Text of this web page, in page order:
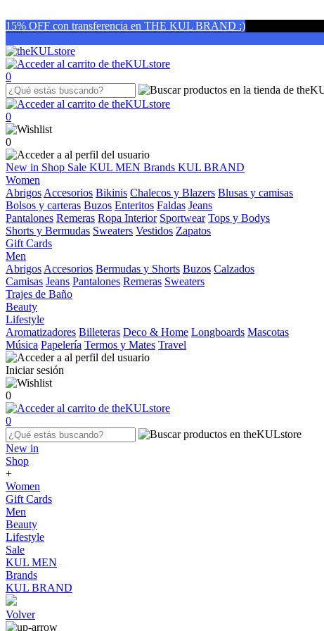
15% OFF con transferencia en THE KUL BRAND :)
0
0
0
New in Shop Sale KUL MEN Brands KUL BRAND
Women
Abrigos Accesorios Bikinis Chalecos y Blazers Blusas y camisas
Bolsos y carteras Buzos Enteritos Faldas Jeans
Pantalones Remeras Ropa Interior Sportwear Tops y Bodys
Shorts y Bermudas Sweaters Vestidos Zapatos
Gift Cards
Men
Abrigos Accesorios Bermudas y Shorts Buzos Calzados
Camisas Jeans Pantalones Remeras Sweaters
Trajes de Baño
Beauty
Lifestyle
Aromatizadores Billeteras Deco & Home Longboards Mascotas
Música Papelería Termos y Mates Travel
Iniciar sesión
0
0
New in
Shop
+
Women
Gift Cards
Men
Beauty
Lifestyle
Sale
KUL MEN
Brands
KUL BRAND
Volver